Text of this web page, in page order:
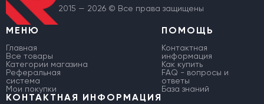
2015 — 2026 © Все права защищены
МЕНЮ
Главная
Все товары
Категории магазина
Реферальная
система
Мои покупки
ПОМОЩЬ
Контактная
информация
Как купить
FAQ - вопросы и
ответы
База знаний
КОНТАКТНАЯ ИНФОРМАЦИЯ